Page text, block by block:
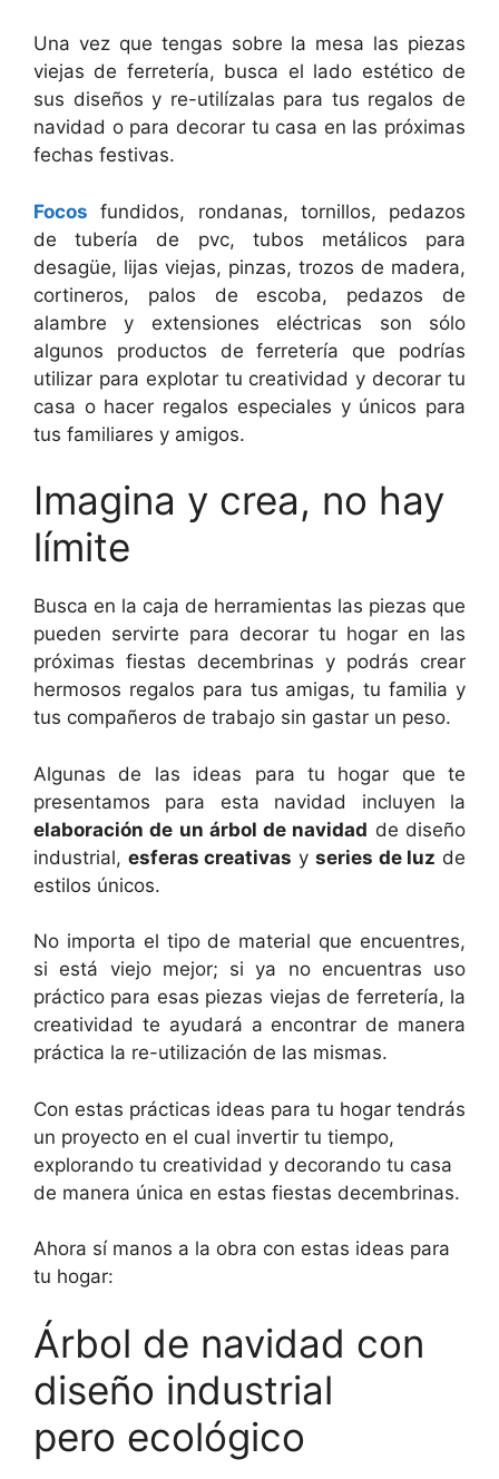
Una vez que tengas sobre la mesa las piezas
viejas de ferretería, busca el lado estético de
sus diseños y re-utilízalas para tus regalos de
navidad o para decorar tu casa en las próximas
fechas festivas.
Focos fundidos, rondanas, tornillos, pedazos
de tubería de pvc, tubos metálicos para
desagüe, lijas viejas, pinzas, trozos de madera,
cortineros, palos de escoba, pedazos de
alambre y extensiones eléctricas son sólo
algunos productos de ferretería que podrías
utilizar para explotar tu creatividad y decorar tu
casa o hacer regalos especiales y únicos para
tus familiares y amigos.
Imagina y crea, no hay
límite
Busca en la caja de herramientas las piezas que
pueden servirte para decorar tu hogar en las
próximas fiestas decembrinas y podrás crear
hermosos regalos para tus amigas, tu familia y
tus compañeros de trabajo sin gastar un peso.
Algunas de las ideas para tu hogar que te
presentamos para esta navidad incluyen la
elaboración de un árbol de navidad de diseño
industrial, esferas creativas y series de luz de
estilos únicos.
No importa el tipo de material que encuentres,
si está viejo mejor; si ya no encuentras uso
práctico para esas piezas viejas de ferretería, la
creatividad te ayudará a encontrar de manera
práctica la re-utilización de las mismas.
Con estas prácticas ideas para tu hogar tendrás
un proyecto en el cual invertir tu tiempo,
explorando tu creatividad y decorando tu casa
de manera única en estas fiestas decembrinas.
Ahora sí manos a la obra con estas ideas para
tu hogar:
Árbol de navidad con
diseño industrial
pero ecológico